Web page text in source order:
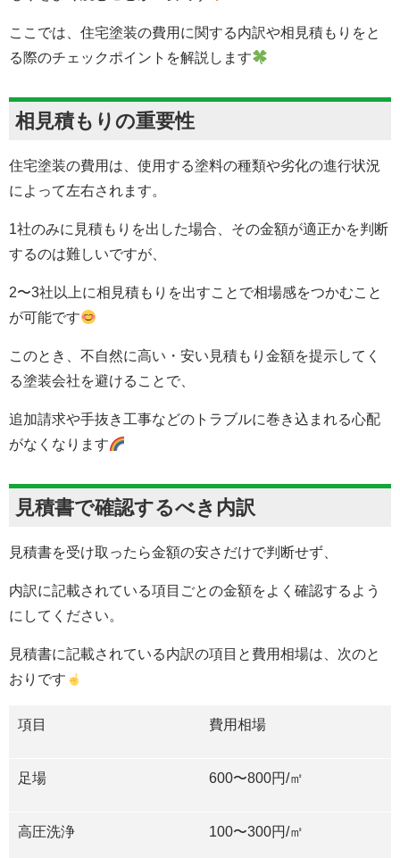
ここでは、住宅塗装の費用に関する内訳や相見積もりをと
る際のチェックポイントを解説します
相見積もりの重要性
住宅塗装の費用は、使用する塗料の種類や劣化の進行状況
によって左右されます。
1社のみに見積もりを出した場合、その金額が適正かを判断
するのは難しいですが、
2〜3社以上に相見積もりを出すことで相場感をつかむこと
が可能です
このとき、不自然に高い・安い見積もり金額を提示してく
る塗装会社を避けることで、
追加請求や手抜き工事などのトラブルに巻き込まれる心配
がなくなります
見積書で確認するべき内訳
見積書を受け取ったら金額の安さだけで判断せず、
内訳に記載されている項目ごとの金額をよく確認するよう
にしてください。
見積書に記載されている内訳の項目と費用相場は、次のと
おりです
項目 費用相場
足場 600〜800円/㎡
高圧洗浄 100〜300円/㎡